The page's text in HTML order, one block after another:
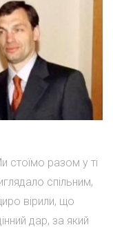
стоїмо разом у ті
спільним,
вірили, що
дар, за який